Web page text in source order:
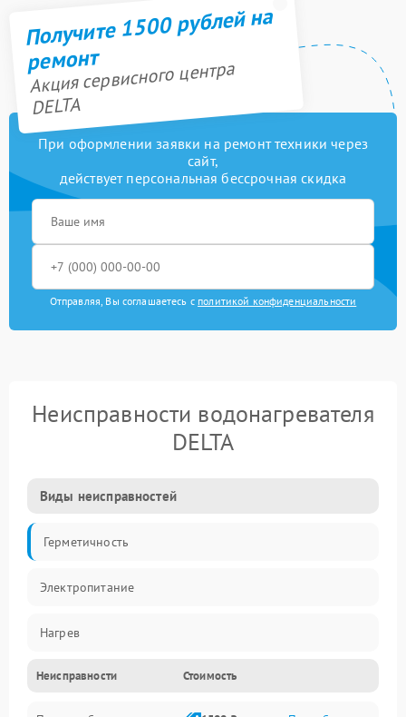
Получите 1500 рублей на
ремонт
Акция сервисного центра
DELTA
При оформлении заявки на ремонт техники через
сайт,
действует персональная бессрочная скидка
Отправляя, Вы соглашаетесь с политикой конфиденциальности
Неисправности водонагревателя
DELTA
Виды неисправностей
Герметичность
Электропитание
Нагрев
Датчики
Неисправности Стоимость